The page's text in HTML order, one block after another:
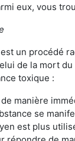
eux, vous
est un procédé
de la mort
toxique :
manière
se
est plus